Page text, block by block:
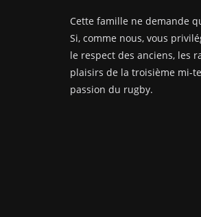
Cette famille ne demande
Si, comme nous, vous
le respect des anciens, les
plaisirs de la troisième mi-
passion du rugby.